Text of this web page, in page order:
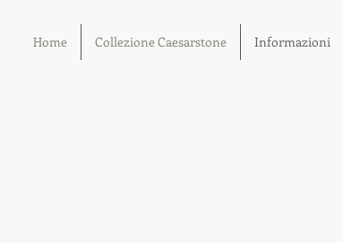
Home Collezione Caesarstone Informazioni